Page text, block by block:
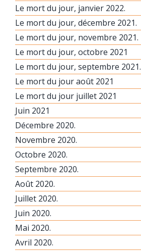
Le mort du jour, janvier 2022.
Le mort du jour, décembre 2021.
Le mort du jour, novembre 2021.
Le mort du jour, octobre 2021
Le mort du jour, septembre 2021.
Le mort du jour août 2021
Le mort du jour juillet 2021
Juin 2021
Décembre 2020.
Novembre 2020.
Octobre 2020.
Septembre 2020.
Août 2020.
Juillet 2020.
Juin 2020.
Mai 2020.
Avril 2020.